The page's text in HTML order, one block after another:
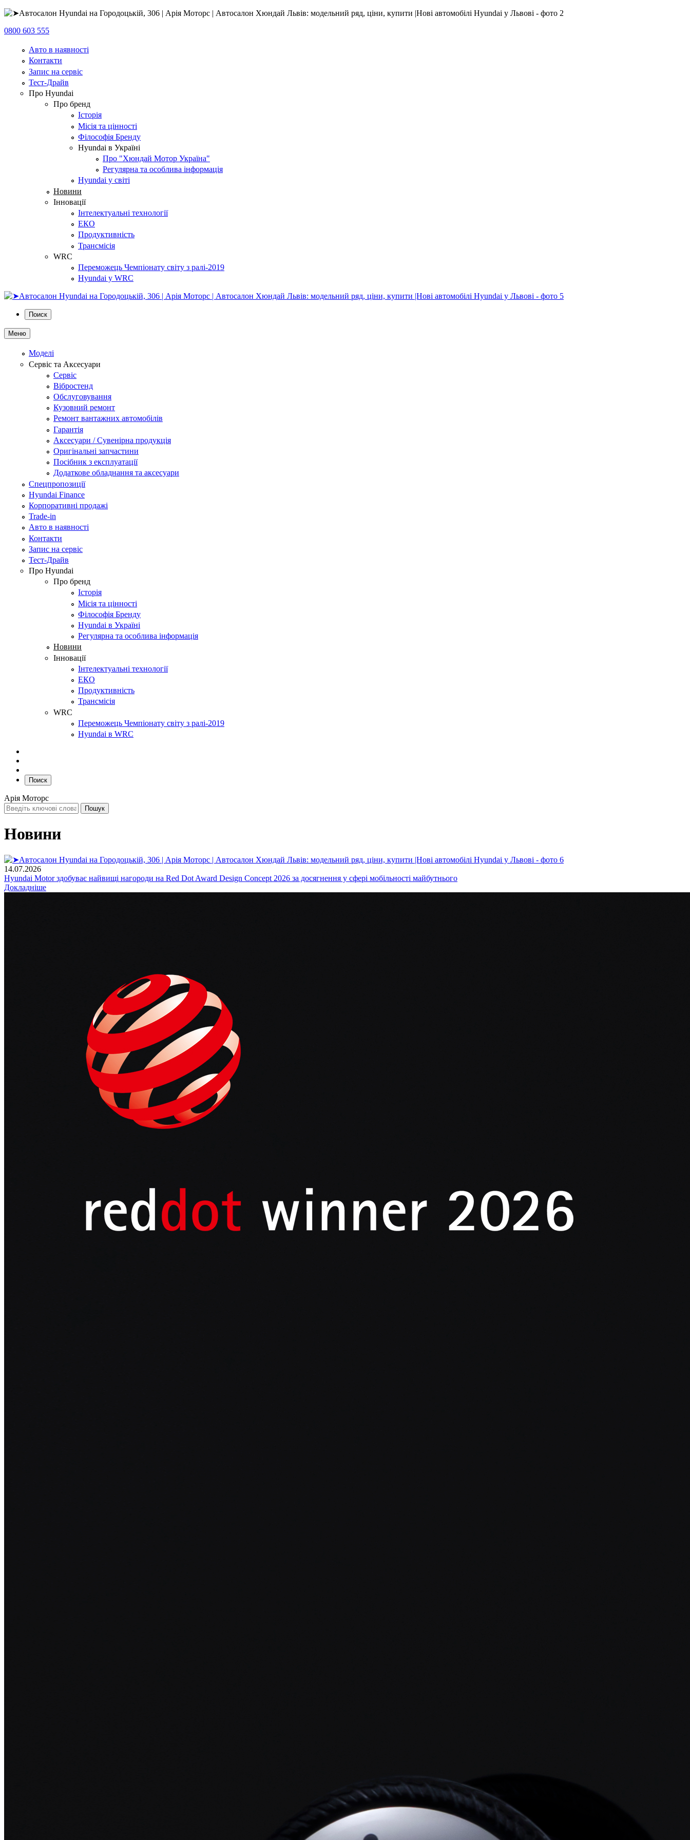
0800 603 555
Авто в наявності
Контакти
Запис на сервіс
Тест-Драйв
Про Hyundai
Про бренд
Історія
Місія та цінності
Філософія Бренду
Hyundai в Україні
Про "Хюндай Мотор Україна"
Регулярна та особлива інформація
Hyundai у світі
Новини
Інновації
Інтелектуальні технології
ЕКО
Продуктивність
Трансмісія
WRC
Переможець Чемпіонату світу з ралі-2019
Hyundai у WRC
Поиск
Меню
Моделі
Сервіс та Аксесуари
Сервіс
Вібростенд
Обслуговування
Кузовний ремонт
Ремонт вантажних автомобілів
Гарантія
Аксесуари / Сувенірна продукція
Оригінальні запчастини
Посібник з експлуатації
Додаткове обладнання та аксесуари
Спецпропозиції
Hyundai Finance
Корпоративні продажі
Trade-in
Авто в наявності
Контакти
Запис на сервіс
Тест-Драйв
Про Hyundai
Про бренд
Історія
Місія та цінності
Філософія Бренду
Hyundai в Україні
Регулярна та особлива інформація
Новини
Інновації
Інтелектуальні технології
ЕКО
Продуктивність
Трансмісія
WRC
Переможець Чемпіонату світу з ралі-2019
Hyundai в WRC
Поиск
Арія Моторс
Новини
14.07.2026
Hyundai Motor здобуває найвищі нагороди на Red Dot Award Design Concept 2026 за досягнення у сфері мобільності майбутнього
Докладніше